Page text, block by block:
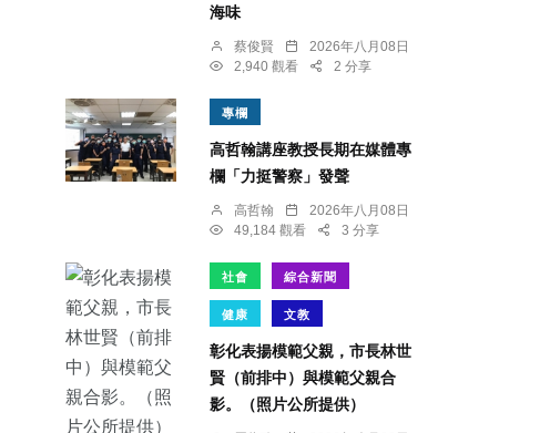
海味
蔡俊賢
2026年八月08日
2,940 觀看
2 分享
專欄
高哲翰講座教授長期在媒體專
欄「力挺警察」發聲
高哲翰
2026年八月08日
49,184 觀看
3 分享
社會 綜合新聞
健康 文教
彰化表揚模範父親，市長林世
賢（前排中）與模範父親合
影。（照片公所提供）